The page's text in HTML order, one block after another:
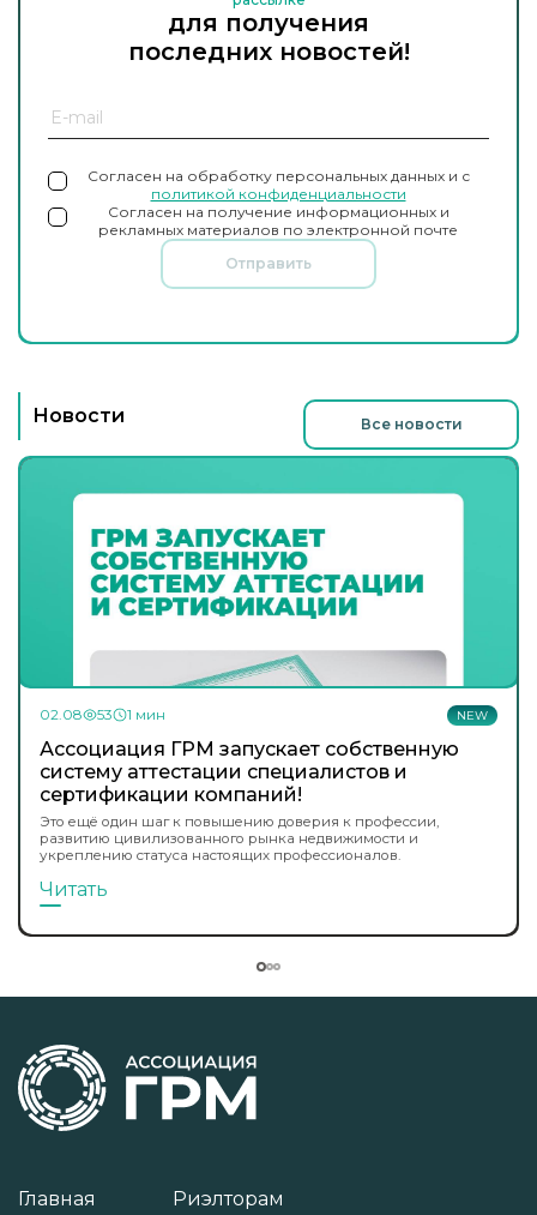
для получения
последних новостей!
Согласен на обработку персональных данных и с
политикой конфиденциальности
Согласен на получение информационных и
рекламных материалов по электронной почте
Отправить
Новости Все новости
NEW
02.08 53 1 мин
Ассоциация ГРМ запускает собственную
систему аттестации специалистов и
сертификации компаний!
Это ещё один шаг к повышению доверия к профессии,
развитию цивилизованного рынка недвижимости и
укреплению статуса настоящих профессионалов.
Читать
Главная
Риэлторам